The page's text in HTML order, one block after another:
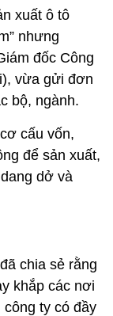
xuất ô tô
nhưng
đốc Công
vừa gửi đơn
bộ, ngành.
cấu vốn,
để sản xuất,
dở và
chia sẻ rằng
khắp các nơi
ty có đầy